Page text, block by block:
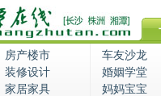
房产楼市 车友沙龙
装修设计 婚姻学堂
家居家具 妈妈宝宝